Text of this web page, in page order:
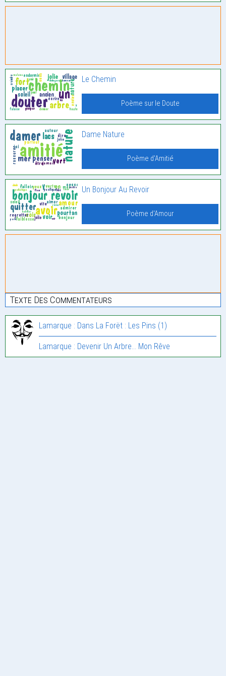
Le Chemin
Poème sur le Doute
Dame Nature
Poème d'Amitié
Un Bonjour Au Revoir
Poème d'Amour
Texte Des Commentateurs
Lamarque : Dans La Forët : Les Pins (1)
Lamarque : Devenir Un Arbre… Mon Rêve